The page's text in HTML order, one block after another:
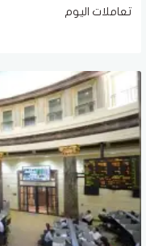
تعاملات اليوم